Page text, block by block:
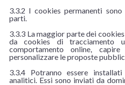
3.3.2 I cookies permanenti
parti.
3.3.3 La maggior parte dei
da cookies di tracciamento
comportamento online,
personalizzare le proposte
3.3.4 Potranno essere
analitici. Essi sono inviati da